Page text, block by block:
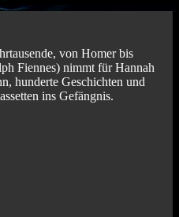
von Homer bis
Fiennes) nimmt für Hannah
hunderte Geschichten und
ins Gefängnis.